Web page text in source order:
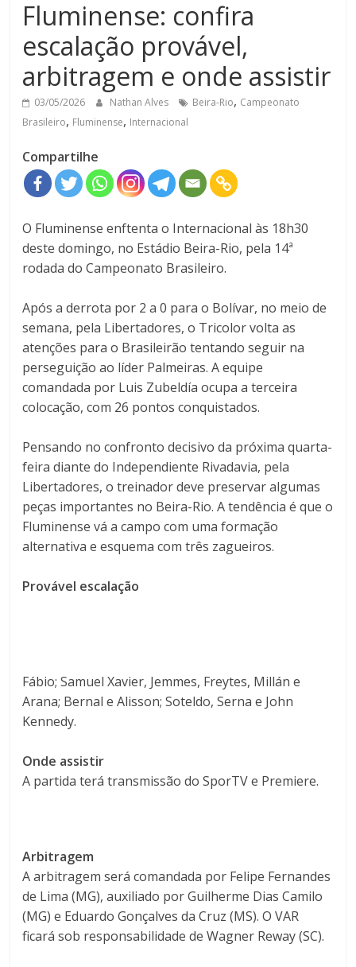
Fluminense: confira
escalação provável,
arbitragem e onde assistir
03/05/2026 Nathan Alves Beira-Rio, Campeonato
Brasileiro, Fluminense, Internacional
Compartilhe
O Fluminense enftenta o Internacional às 18h30
deste domingo, no Estádio Beira-Rio, pela 14ª
rodada do Campeonato Brasileiro.
Após a derrota por 2 a 0 para o Bolívar, no meio de
semana, pela Libertadores, o Tricolor volta as
atenções para o Brasileirão tentando seguir na
perseguição ao líder Palmeiras. A equipe
comandada por Luis Zubeldía ocupa a terceira
colocação, com 26 pontos conquistados.
Pensando no confronto decisivo da próxima quarta-
feira diante do Independiente Rivadavia, pela
Libertadores, o treinador deve preservar algumas
peças importantes no Beira-Rio. A tendência é que o
Fluminense vá a campo com uma formação
alternativa e esquema com três zagueiros.
Provável escalação
Fábio; Samuel Xavier, Jemmes, Freytes, Millán e
Arana; Bernal e Alisson; Soteldo, Serna e John
Kennedy.
Onde assistir
A partida terá transmissão do SporTV e Premiere.
Arbitragem
A arbitragem será comandada por Felipe Fernandes
de Lima (MG), auxiliado por Guilherme Dias Camilo
(MG) e Eduardo Gonçalves da Cruz (MS). O VAR
ficará sob responsabilidade de Wagner Reway (SC).